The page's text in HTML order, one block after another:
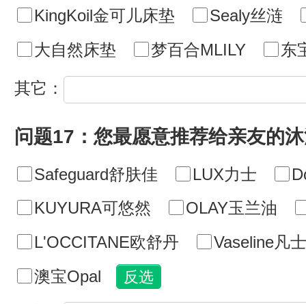
KingKoil金可儿床垫
Sealy丝涟
大自然床垫
梦百合MLILY 东
其它：
问题17：您最愿意推荐给亲友的
Safeguard舒肤佳 LUX力士
KUYURA可悠然
OLAY玉兰油
L'OCCITANE欧舒丹
Vaseline凡
澳宝Opal